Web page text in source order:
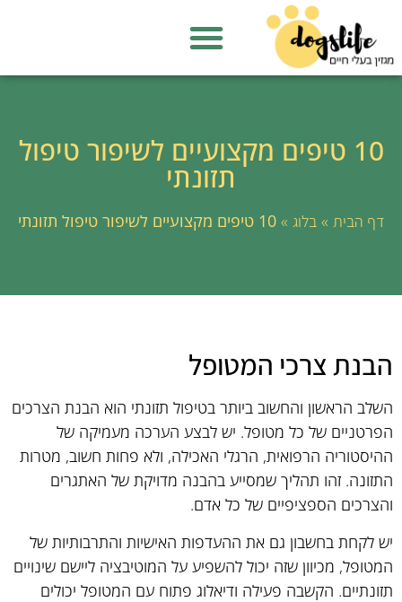
10 טיפים מקצועיים לשיפור טיפול
תזונתי
דף הבית »בלוג »10 טיפים מקצועיים לשיפור טיפול תזונתי
הבנת צרכי המטופל
השלב הראשון והחשוב ביותר בטיפול תזונתי הוא הבנת הצרכים
הפרטניים של כל מטופל. יש לבצע הערכה מעמיקה של
ההיסטוריה הרפואית, הרגלי האכילה, ולא פחות חשוב, מטרות
התזונה. זהו תהליך שמסייע בהבנה מדויקת של האתגרים
והצרכים הספציפיים של כל אדם.
יש לקחת בחשבון גם את ההעדפות האישיות והתרבותיות של
המטופל, מכיוון שזה יכול להשפיע על המוטיבציה ליישם שינויים
תזונתיים. הקשבה פעילה ודיאלוג פתוח עם המטופל יכולים